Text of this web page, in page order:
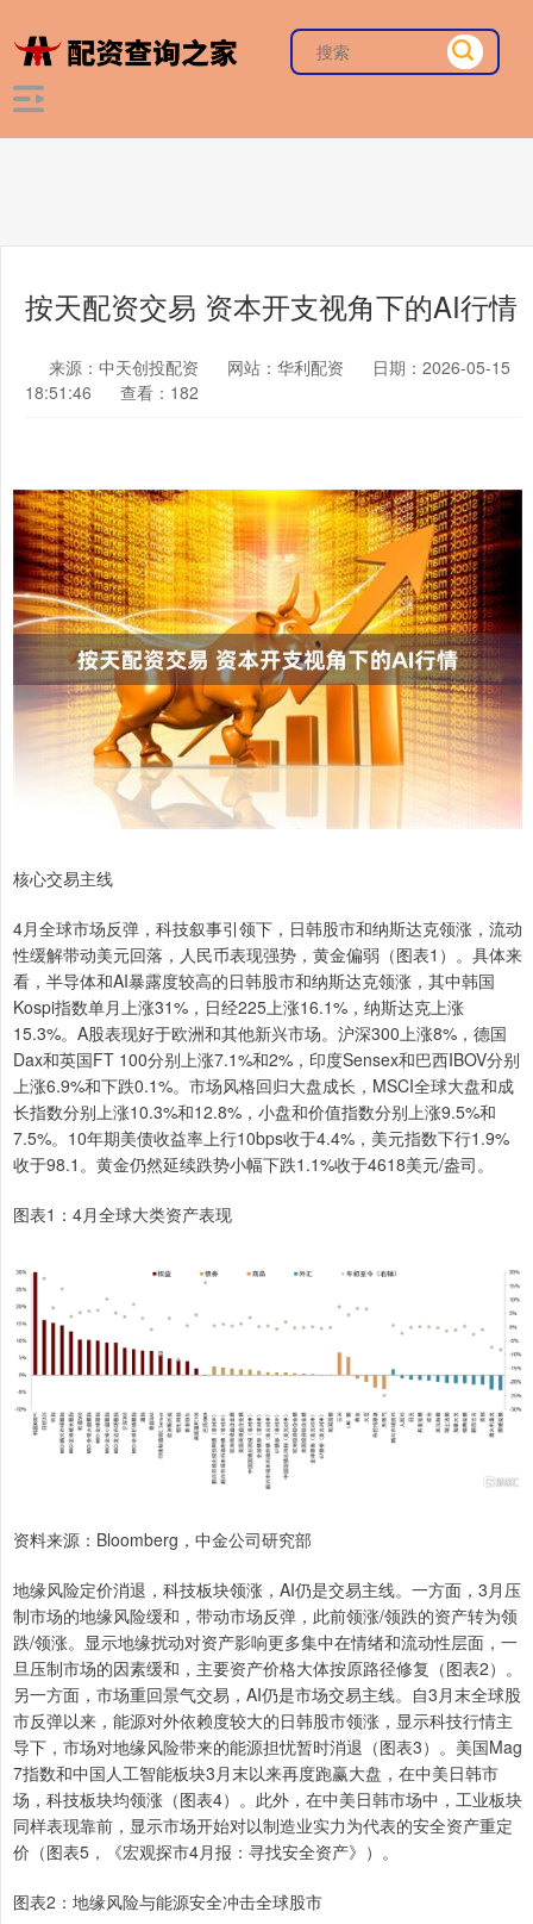
按天配资交易 资本开支视角下的AI行情
来源：中天创投配资 网站：华利配资
日期：2026-05-15
18:51:46
查看：182
核心交易主线
4月全球市场反弹，科技叙事引领下，日韩股市和纳斯达克领涨，流动
性缓解带动美元回落，人民币表现强势，黄金偏弱（图表1）。具体来
看，半导体和AI暴露度较高的日韩股市和纳斯达克领涨，其中韩国
Kospi指数单月上涨31%，日经225上涨16.1%，纳斯达克上涨
15.3%。A股表现好于欧洲和其他新兴市场。沪深300上涨8%，德国
Dax和英国FT 100分别上涨7.1%和2%，印度Sensex和巴西IBOV分别
上涨6.9%和下跌0.1%。市场风格回归大盘成长，MSCI全球大盘和成
长指数分别上涨10.3%和12.8%，小盘和价值指数分别上涨9.5%和
7.5%。10年期美债收益率上行10bps收于4.4%，美元指数下行1.9%
收于98.1。黄金仍然延续跌势小幅下跌1.1%收于4618美元/盎司。
图表1：4月全球大类资产表现
资料来源：Bloomberg，中金公司研究部
地缘风险定价消退，科技板块领涨，AI仍是交易主线。一方面，3月压
制市场的地缘风险缓和，带动市场反弹，此前领涨/领跌的资产转为领
跌/领涨。显示地缘扰动对资产影响更多集中在情绪和流动性层面，一
旦压制市场的因素缓和，主要资产价格大体按原路径修复（图表2）。
另一方面，市场重回景气交易，AI仍是市场交易主线。自3月末全球股
市反弹以来，能源对外依赖度较大的日韩股市领涨，显示科技行情主
导下，市场对地缘风险带来的能源担忧暂时消退（图表3）。美国Mag
7指数和中国人工智能板块3月末以来再度跑赢大盘，在中美日韩市
场，科技板块均领涨（图表4）。此外，在中美日韩市场中，工业板块
同样表现靠前，显示市场开始对以制造业实力为代表的安全资产重定
价（图表5，《宏观探市4月报：寻找安全资产》）。
图表2：地缘风险与能源安全冲击全球股市